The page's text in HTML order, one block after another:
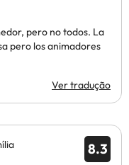
pero no todos. La
pero los animadores
Ver tradução
8.3